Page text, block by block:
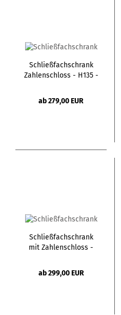
Schließfachschrank
Zahlenschloss - H135 -
ab 279,00 EUR
Schließfachschrank
mit Zahlenschloss -
ab 299,00 EUR